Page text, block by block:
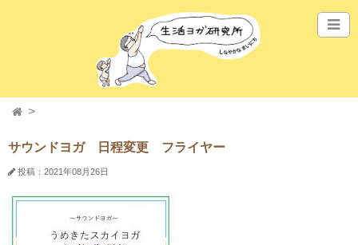
サウンドヨガ 日程変更 フライヤー
投稿：2021年08月26日